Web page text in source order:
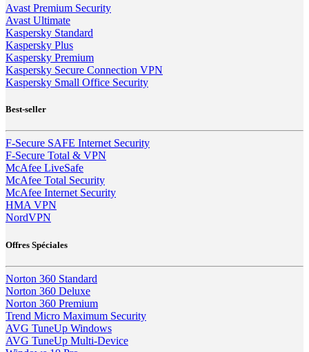
Avast Premium Security
Avast Ultimate
Kaspersky Standard
Kaspersky Plus
Kaspersky Premium
Kaspersky Secure Connection VPN
Kaspersky Small Office Security
Best-seller
F-Secure SAFE Internet Security
F-Secure Total & VPN
McAfee LiveSafe
McAfee Total Security
McAfee Internet Security
HMA VPN
NordVPN
Offres Spéciales
Norton 360 Standard
Norton 360 Deluxe
Norton 360 Premium
Trend Micro Maximum Security
AVG TuneUp Windows
AVG TuneUp Multi-Device